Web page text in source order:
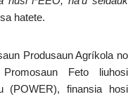
hatete.
Produsaun Agríkola no
Feto liuhosi
(POWER), finansia hosi